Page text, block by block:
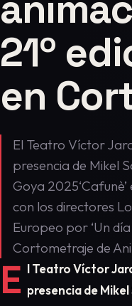
21º
en
El Teatro Víctor
presencia de Mikel
Goya
con los directores
Europeo por ‘Un
Cortometraje de
E l Teatro Víctor
presencia de